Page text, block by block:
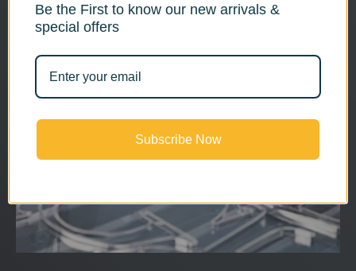
Be the First to know our new arrivals &
special offers
Subscribe Now